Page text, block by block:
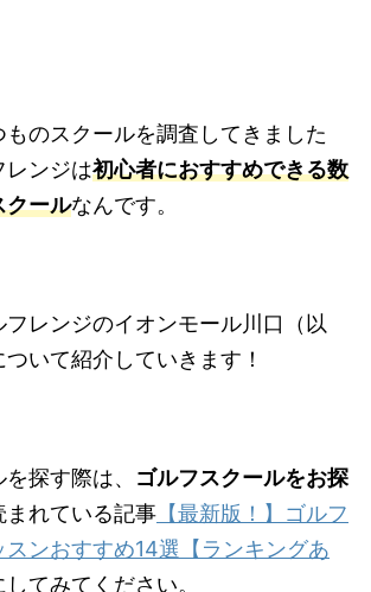
ものスクールを調査してきました
レンジは初心者におすすめできる数
クールなんです。
レンジのイオンモール川口（以
いて紹介していきます！
探す際は、 ゴルフスクールをお探
まれている記事 【最新版！】ゴルフ
スンおすすめ14選【ランキングあ
てみてください。